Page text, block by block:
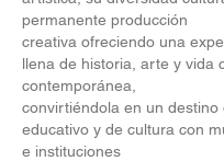
permanente producción
creativa ofreciendo una
llena de historia, arte y vida
contemporánea,
convirtiéndola en un destino
educativo y de cultura con
e instituciones